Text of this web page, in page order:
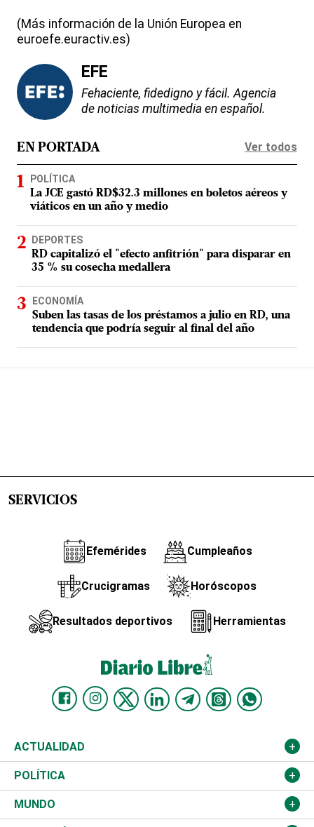
(Más información de la Unión Europea en
euroefe.euractiv.es)
EFE
Fehaciente, fidedigno y fácil. Agencia
de noticias multimedia en español.
EN PORTADA Ver todos
POLÍTICA
La JCE gastó RD$32.3 millones en boletos aéreos y
viáticos en un año y medio
DEPORTES
RD capitalizó el "efecto anfitrión" para disparar en
35 % su cosecha medallera
ECONOMÍA
Suben las tasas de los préstamos a julio en RD, una
tendencia que podría seguir al final del año
SERVICIOS
Efemérides Cumpleaños
Crucigramas Horóscopos
Resultados deportivos Herramientas
ACTUALIDAD
Nacional
Ciudad
POLÍTICA
Partidos
MUNDO